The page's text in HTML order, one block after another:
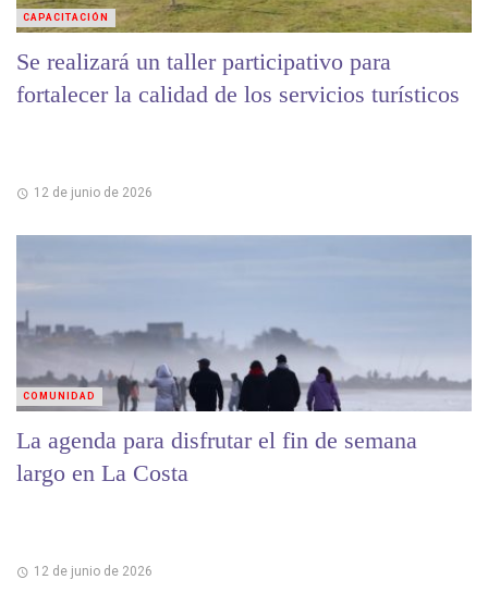
Se realizará un taller participativo para
fortalecer la calidad de los servicios turísticos
12 de junio de 2026
CAPACITACIÓN
La agenda para disfrutar el fin de semana
largo en La Costa
12 de junio de 2026
COMUNIDAD